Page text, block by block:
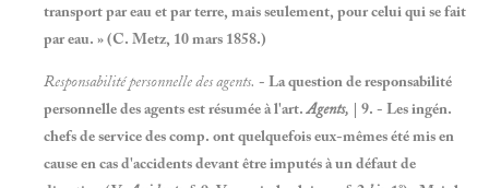
transport par eau et par terre, mais seulement, pour celui qui se fait
par eau. » (C. Metz, 10 mars 1858.)
Responsabilité personnelle des agents. - La question de responsabilité
personnelle des agents est résumée à l'art.Agents, | 9. - Les ingén.
chefs de service des comp. ont quelquefois eux-mêmes été mis en
cause en cas d'accidents devant être imputés à un défaut de